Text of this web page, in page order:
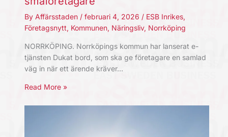
By Affärsstaden / februari 4, 2026 / ESB Inrikes,
Företagsnytt, Kommunen, Näringsliv, Norrköping
NORRKÖPING. Norrköpings kommun har lanserat e-
tjänsten Dukat bord, som ska ge företagare en samlad
väg in när ett ärende kräver…
Read More »